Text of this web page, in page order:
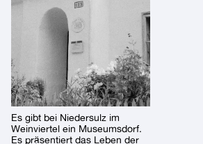
Es gibt bei Niedersulz im
Weinviertel ein Museumsdorf.
Es präsentiert das Leben der